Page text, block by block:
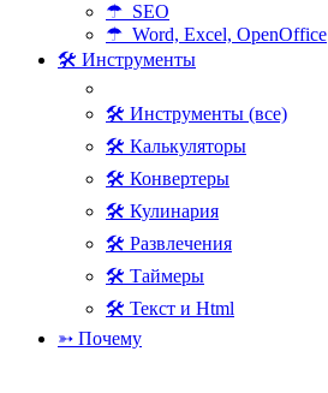
☂ SEO
☂ Word, Excel, OpenOffice
🛠 Инструменты
🛠 Инструменты (все)
🛠 Калькуляторы
🛠 Конвертеры
🛠 Кулинария
🛠 Развлечения
🛠 Таймеры
🛠 Текст и Html
➳ Почему